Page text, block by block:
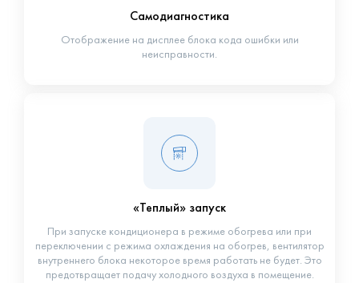
Самодиагностика
Отображение на дисплее блока кода ошибки или
неисправности.
«Теплый» запуск
При запуске кондиционера в режиме обогрева или при
переключении с режима охлаждения на обогрев, вентилятор
внутреннего блока некоторое время работать не будет. Это
предотвращает подачу холодного воздуха в помещение.